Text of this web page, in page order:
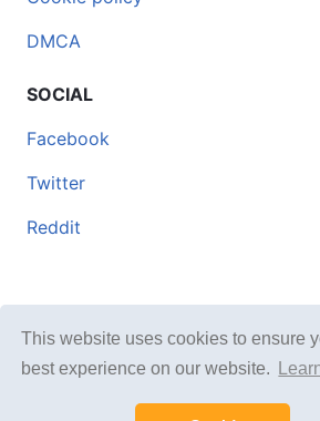
This website uses cookies to ensure
best experience on our website.
DMCA
SOCIAL
Facebook
Twitter
Reddit
© 2026
DOCERO.PL